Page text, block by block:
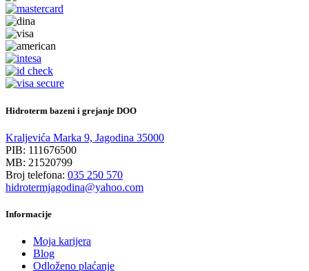
Hidroterm bazeni i grejanje DOO
Kraljevića Marka 9, Jagodina 35000
PIB: 111676500
MB: 21520799
Broj telefona: 035 250 570
hidrotermjagodina@yahoo.com
Informacije
Moja karijera
Blog
Odloženo plaćanje